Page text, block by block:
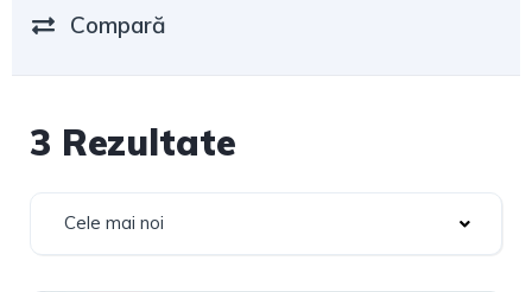
Compară
3 Rezultate
Cele mai noi